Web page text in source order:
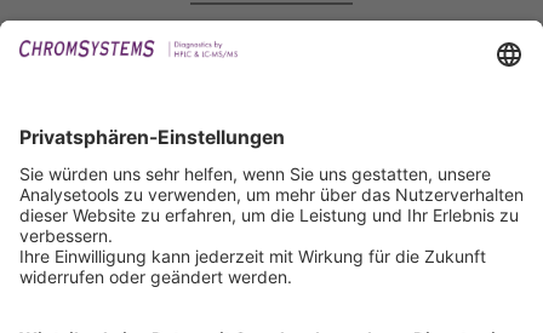
IFU anfordern
Zertifizierungen